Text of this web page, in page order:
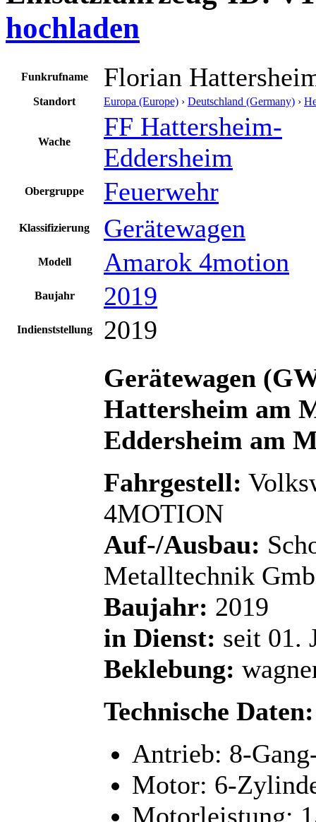
hochladen
Funkrufname Florian
Standort Europa (Europe) › Deutschland (Germany) ›
Wache
FF Hattersheim-
Eddersheim
Obergruppe Feuerwehr
Klassifizierung Gerätewagen
Modell Amarok 4motion
Baujahr 2019
Indienststellung
2019
Gerätewagen
Hattersheim am
Eddersheim am
Fahrgestell:
4MOTION
Auf-/Ausbau:
Metalltechnik
Baujahr: 2019
in Dienst: seit 01.
Beklebung:
Technische Daten:
Antrieb: 8-
Motor: 6-
Motorleistung: